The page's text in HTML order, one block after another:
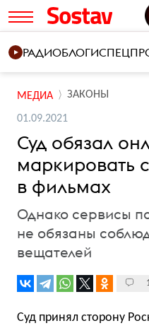
РАДИОБЛОГИ
МЕДИА ЗАКОНЫ
01.09.2021
Суд обязал
маркировать
в фильмах
Однако сервисы
не обязаны
вещателей
Суд принял сторону